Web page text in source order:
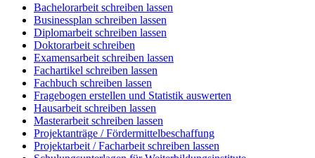
Bachelorarbeit schreiben lassen
Businessplan schreiben lassen
Diplomarbeit schreiben lassen
Doktorarbeit schreiben
Examensarbeit schreiben lassen
Fachartikel schreiben lassen
Fachbuch schreiben lassen
Fragebogen erstellen und Statistik auswerten
Hausarbeit schreiben lassen
Masterarbeit schreiben lassen
Projektanträge / Fördermittelbeschaffung
Projektarbeit / Facharbeit schreiben lassen